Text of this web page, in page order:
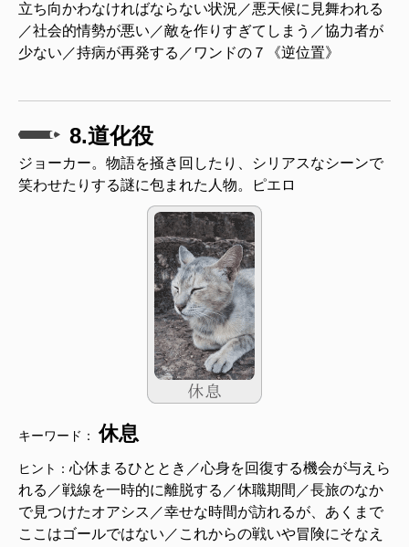
立ち向かわなければならない状況／悪天候に見舞われる
／社会的情勢が悪い／敵を作りすぎてしまう／協力者が
少ない／持病が再発する／ワンドの７《逆位置》
8.道化役
ジョーカー。物語を掻き回したり、シリアスなシーンで
笑わせたりする謎に包まれた人物。ピエロ
キーワード： 休息
ヒント： 心休まるひととき／心身を回復する機会が与えら
れる／戦線を一時的に離脱する／休職期間／長旅のなか
で見つけたオアシス／幸せな時間が訪れるが、あくまで
ここはゴールではない／これからの戦いや冒険にそなえ